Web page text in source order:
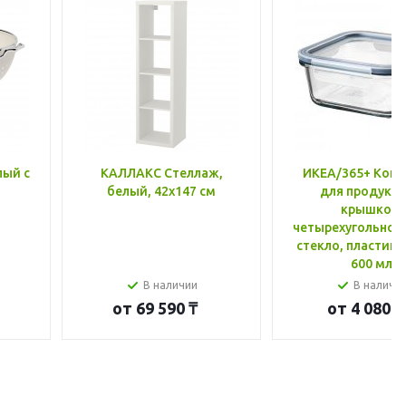
с
КАЛЛАКС Стеллаж,
белый, 42x147 см
В наличии
от 69 590 ₸
ИКЕА/365+
для
крышкой,
стекло, пластик
600 мл
В
от 4 080 ₸